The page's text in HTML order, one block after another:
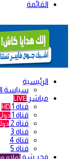
القائمة
الرئيسية
سياسة
مباشر LIVE
قناة 1 HD
قناة 1
قناة 2
قناة 3
قناة 4
قناة 5
فجر شو أفلام